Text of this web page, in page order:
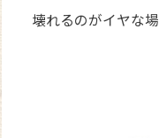
壊れるのがイヤな